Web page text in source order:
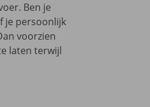
Ben je
je persoonlijk
voorzien
laten terwijl